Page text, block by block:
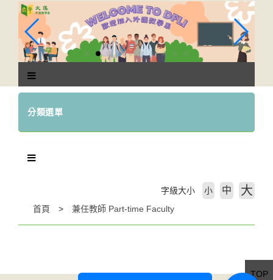
區
分類選單
首頁 兼任教師 Part-time Faculty
字級大小 小 中 大
TOP